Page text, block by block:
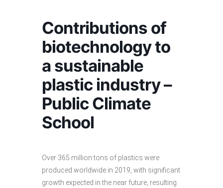
Contributions of
biotechnology to
a sustainable
plastic industry –
Public Climate
School
Over 365 million tons of plastics were
produced worldwide in 2019, with significant
growth expected in the near future, resulting